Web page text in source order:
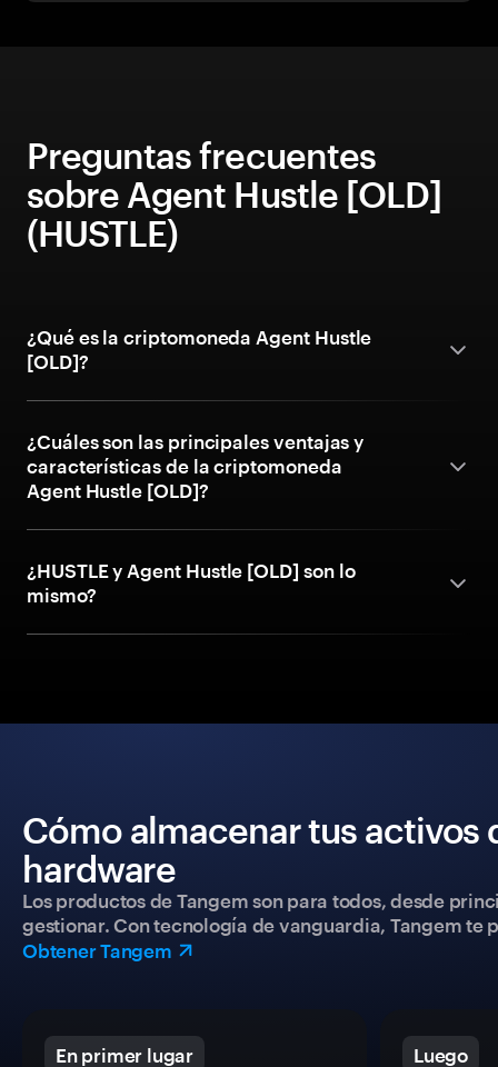
Preguntas frecuentes
sobre Agent Hustle [OLD]
(HUSTLE)
¿Qué es la criptomoneda Agent Hustle
[OLD]?
¿Cuáles son las principales ventajas y
características de la criptomoneda
Agent Hustle [OLD]?
¿HUSTLE y Agent Hustle [OLD] son lo
mismo?
Cómo almacenar tus activos
hardware
Los productos de Tangem son para todos, desde
gestionar. Con tecnología de vanguardia, Tangem
Obtener Tangem
En primer lugar Luego